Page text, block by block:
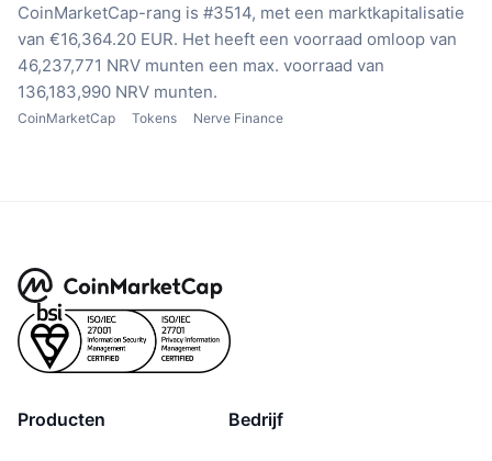
CoinMarketCap-rang is #3514, met een marktkapitalisatie
van €16,364.20 EUR. Het heeft een voorraad omloop van
46,237,771 NRV munten een max. voorraad van
136,183,990 NRV munten.
CoinMarketCap Tokens Nerve Finance
Producten Bedrijf